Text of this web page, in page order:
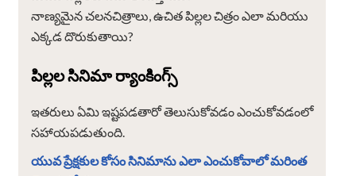
నాణ్యమైన చలనచిత్రాలు, ఉచిత పిల్లల చిత్రం ఎలా మరియు
ఎక్కడ దొరుకుతాయి?
పిల్లల సినిమా ర్యాంకింగ్స్
ఇతరులు ఏమి ఇష్టపడతారో తెలుసుకోవడం ఎంచుకోవడంలో
సహాయపడుతుంది.
యువ ప్రేక్షకుల కోసం సినిమాను ఎలా ఎంచుకోవాలో మరింత